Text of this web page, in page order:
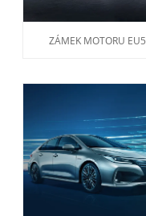
ZÁMEK MOTORU EU5